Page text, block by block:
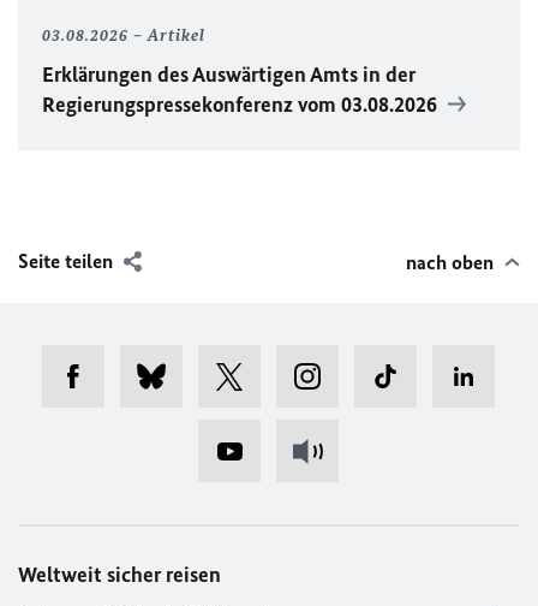
03.08.2026 Artikel
Erklärungen des Auswärtigen Amts in der
Regierungspressekonferenz vom 03.08.2026
Seite teilen nach oben
Weltweit sicher reisen